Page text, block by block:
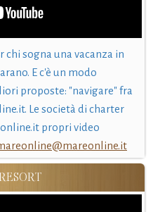
sogna una vacanza in
E c'è un modo
proposte: "navigare" fra
Le società di charter
propri video